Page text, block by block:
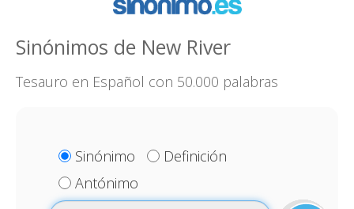
Sinónimos de New River
Tesauro en Español con 50.000 palabras
Sinónimo
Definición
Antónimo